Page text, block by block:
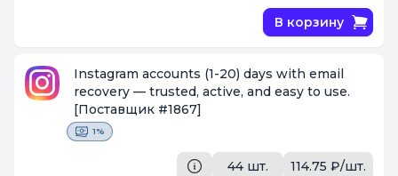
В корзину
Instagram accounts (1-20) days with email
recovery — trusted, active, and easy to use.
[Поставщик #1867]
1%
44 шт. 114.75 ₽/шт.